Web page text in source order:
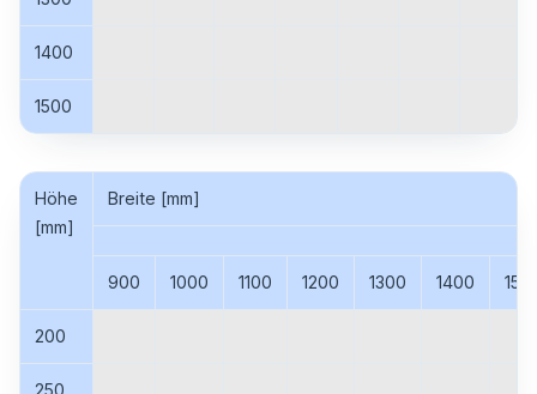
1400
1500
Höhe
[mm]
Breite [mm]
900 1000 1100 1200 1300 1400
200
250